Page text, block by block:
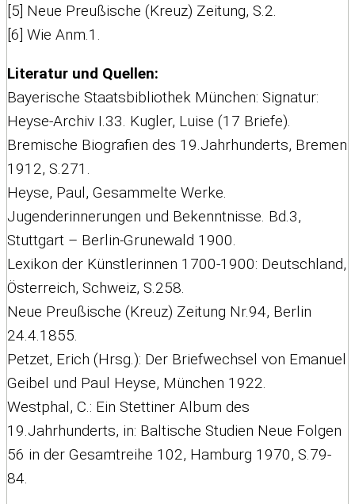
[5] Neue Preußische (Kreuz) Zeitung, S.2.
[6] Wie Anm.1.
Literatur und Quellen:
Bayerische Staatsbibliothek München: Signatur:
Heyse-Archiv I.33. Kugler, Luise (17 Briefe).
Bremische Biografien des 19.Jahrhunderts, Bremen
1912, S.271.
Heyse, Paul, Gesammelte Werke.
Jugenderinnerungen und Bekenntnisse. Bd.3,
Stuttgart – Berlin-Grunewald 1900.
Lexikon der Künstlerinnen 1700-1900: Deutschland,
Österreich, Schweiz, S.258.
Neue Preußische (Kreuz) Zeitung Nr.94, Berlin
24.4.1855.
Petzet, Erich (Hrsg.): Der Briefwechsel von Emanuel
Geibel und Paul Heyse, München 1922.
Westphal, C.: Ein Stettiner Album des
19.Jahrhunderts, in: Baltische Studien Neue Folgen
56 in der Gesamtreihe 102, Hamburg 1970, S.79-
84.